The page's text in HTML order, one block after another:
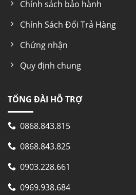
Chính sách bảo hành
Chính Sách Đổi Trả Hàng
Chứng nhận
Quy định chung
TỔNG ĐÀI HỖ TRỢ
0868.843.815
0868.843.825
0903.228.661
0969.938.684